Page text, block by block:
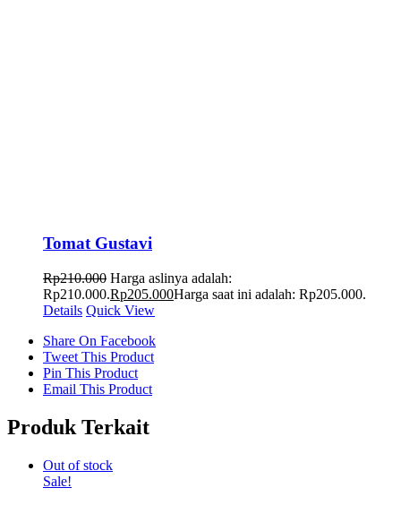
Tomat Gustavi
Rp210.000 Harga aslinya adalah:
Rp210.000.Rp205.000Harga saat ini adalah: Rp205.000.
Details Quick View
Share On Facebook
Tweet This Product
Pin This Product
Email This Product
Produk Terkait
Out of stock
Sale!